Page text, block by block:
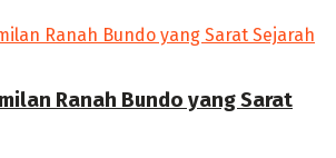
Ranah Bundo yang Sarat